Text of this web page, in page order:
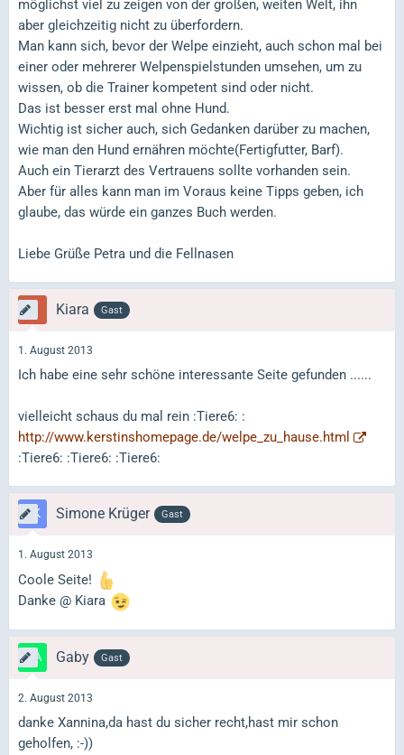
möglichst viel zu zeigen von der großen, weiten Welt, ihn
aber gleichzeitig nicht zu überfordern.
Man kann sich, bevor der Welpe einzieht, auch schon mal bei
einer oder mehrerer Welpenspielstunden umsehen, um zu
wissen, ob die Trainer kompetent sind oder nicht.
Das ist besser erst mal ohne Hund.
Wichtig ist sicher auch, sich Gedanken darüber zu machen,
wie man den Hund ernähren möchte(Fertigfutter, Barf).
Auch ein Tierarzt des Vertrauens sollte vorhanden sein.
Aber für alles kann man im Voraus keine Tipps geben, ich
glaube, das würde ein ganzes Buch werden.
Liebe Grüße Petra und die Fellnasen
Kiara Gast
1. August 2013
Ich habe eine sehr schöne interessante Seite gefunden ......
vielleicht schaus du mal rein :Tiere6: :
http://www.kerstinshomepage.de/welpe_zu_hause.html
:Tiere6: :Tiere6: :Tiere6:
Simone Krüger Gast
1. August 2013
Coole Seite!
Danke @ Kiara
Gaby Gast
2. August 2013
danke Xannina,da hast du sicher recht,hast mir schon
geholfen, :-))